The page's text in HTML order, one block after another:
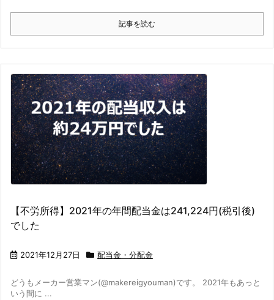
記事を読む
【不労所得】2021年の年間配当金は241,224円(税引後)
でした
2021年12月27日 配当金・分配金
どうもメーカー営業マン(@makereigyouman)です。 2021年もあっと
いう間に ...